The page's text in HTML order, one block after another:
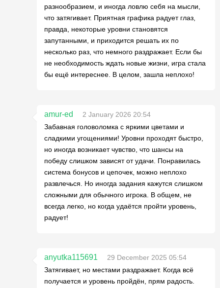
разнообразием, и иногда ловлю себя на мысли,
что затягивает. Приятная графика радует глаз,
правда, некоторые уровни становятся
запутанными, и приходится решать их по
несколько раз, что немного раздражает. Если бы
не необходимость ждать новые жизни, игра стала
бы ещё интереснее. В целом, зашла неплохо!
amur-ed
2 January 2026 20:54
Забавная головоломка с яркими цветами и
сладкими угощениями! Уровни проходят быстро,
но иногда возникает чувство, что шансы на
победу слишком зависят от удачи. Понравилась
система бонусов и цепочек, можно неплохо
развлечься. Но иногда задания кажутся слишком
сложными для обычного игрока. В общем, не
всегда легко, но когда удаётся пройти уровень,
радует!
anyutka115691
29 December 2025 05:54
Затягивает, но местами раздражает. Когда всё
получается и уровень пройдён, прям радость.